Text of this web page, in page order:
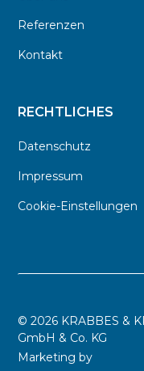
Referenzen
Kontakt
RECHTLICHES
Datenschutz
Impressum
Cookie-Einstellungen
©2026 KRABBES &
GmbH & Co. KG
Marketing by